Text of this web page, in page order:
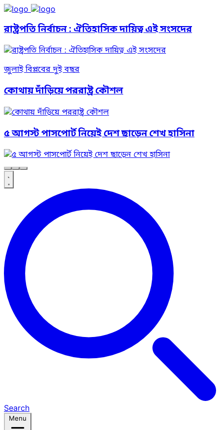
রাষ্ট্রপতি নির্বাচন : ঐতিহাসিক দায়িত্ব এই সংসদের
জুলাই বিপ্লবের দুই বছর
কোথায় দাঁড়িয়ে পররাষ্ট্র কৌশল
৫ আগস্ট পাসপোর্ট নিয়েই দেশ ছাড়েন শেখ হাসিনা
Search
Menu